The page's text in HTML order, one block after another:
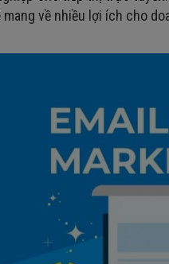
về nhiều lợi ích cho